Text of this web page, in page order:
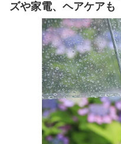
ズや家電、ヘアケアも